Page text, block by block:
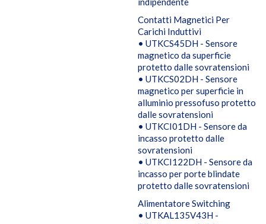
Contatti Magnetici Per
Carichi Induttivi
• UTKCS45DH - Sensore
magnetico da superficie
protetto dalle sovratensioni
• UTKCS02DH - Sensore
magnetico per superficie in
alluminio pressofuso protetto
dalle sovratensioni
• UTKCI01DH - Sensore da
incasso protetto dalle
sovratensioni
• UTKCI122DH - Sensore da
incasso per porte blindate
protetto dalle sovratensioni
Alimentatore Switching
• UTKAL135V43H -